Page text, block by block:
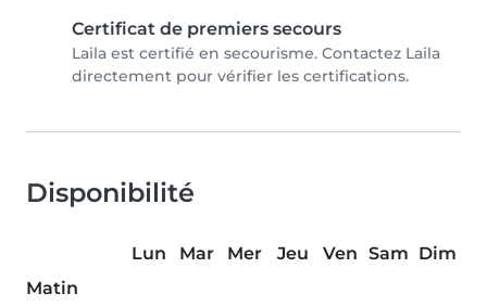
Certificat de premiers secours
Laila est certifié en secourisme. Contactez Laila
directement pour vérifier les certifications.
Disponibilité
Lun Mar Mer Jeu Ven Sam Dim
Matin